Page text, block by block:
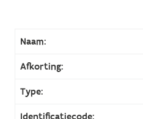
Naam:
Afkorting:
Type:
Identificatiecode: